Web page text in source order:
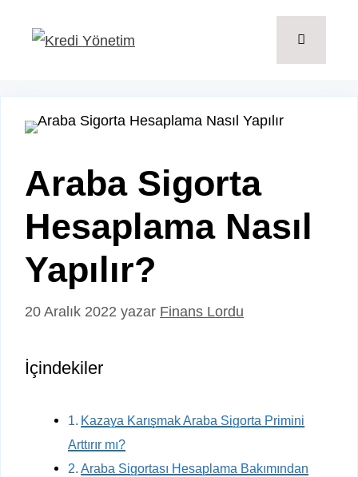
Araba Sigorta
Hesaplama Nasıl
Yapılır?
20 Aralık 2022 yazar Finans Lordu
İçindekiler
Kazaya Karışmak Araba Sigorta Primini
Arttırır mı?
Araba Sigortası Hesaplama Bakımından